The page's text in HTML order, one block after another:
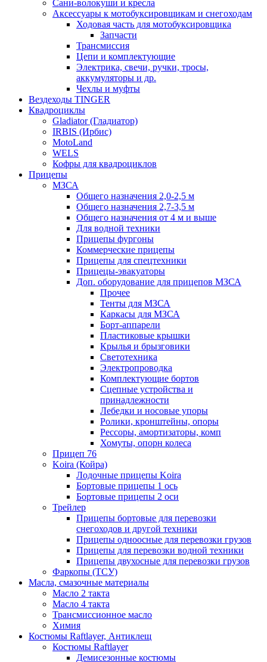
Сани-волокуши и кресла
Аксессуары к мотобуксировщикам и снегоходам
Ходовая часть для мотобуксировщика
Запчасти
Трансмиссия
Цепи и комплектующие
Электрика, свечи, ручки, тросы,
аккумуляторы и др.
Чехлы и муфты
Вездеходы TINGER
Квадроциклы
Gladiator (Гладиатор)
IRBIS (Ирбис)
MotoLand
WELS
Кофры для квадроциклов
Прицепы
МЗСА
Общего назначения 2,0-2,5 м
Общего назначения 2,7-3,5 м
Общего назначения от 4 м и выше
Для водной техники
Прицепы фургоны
Коммерческие прицепы
Прицепы для спецтехники
Прицецы-эвакуаторы
Доп. оборудование для прицепов МЗСА
Прочее
Тенты для МЗСА
Каркасы для МЗСА
Борт-аппарели
Пластиковые крышки
Крылья и брызговики
Светотехника
Электропроводка
Комплектующие бортов
Сцепные устройства и
принадлежности
Лебедки и носовые упоры
Ролики, кронштейны, опоры
Рессоры, амортизаторы, комп
Хомуты, опорн колеса
Прицеп 76
Koira (Койра)
Лодочные прицепы Koira
Бортовые прицепы 1 ось
Бортовые прицепы 2 оси
Трейлер
Прицепы бортовые для перевозки
снегоходов и другой техники
Прицепы одноосные для перевозки грузов
Прицепы для перевозки водной техники
Прицепы двухосные для перевозки грузов
Фаркопы (ТСУ)
Масла, смазочные материалы
Масло 2 такта
Масло 4 такта
Трансмиссионное масло
Химия
Костюмы Raftlayer, Антиклещ
Костюмы Raftlayer
Демисезонные костюмы